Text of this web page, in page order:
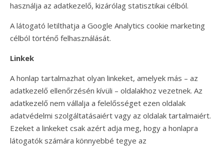
használja az adatkezelő, kizárólag statisztikai célból.
A látogató letilthatja a Google Analytics cookie marketing
célból történő felhasználását.
Linkek
A honlap tartalmazhat olyan linkeket, amelyek más – az
adatkezelő ellenőrzésén kívüli – oldalakhoz vezetnek. Az
adatkezelő nem vállalja a felelősséget ezen oldalak
adatvédelmi szolgáltatásaiért vagy az oldalak tartalmaiért.
Ezeket a linkeket csak azért adja meg, hogy a honlapra
látogatók számára könnyebbé tegye az